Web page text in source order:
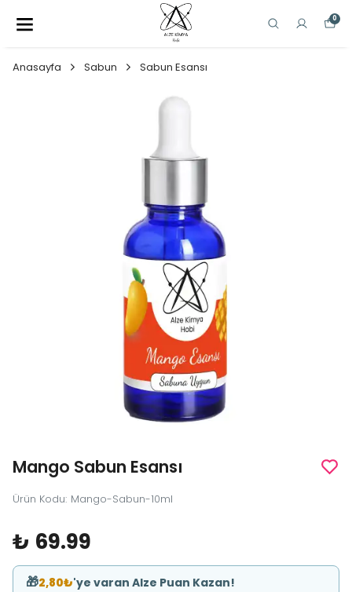
0
Anasayfa Sabun Sabun Esansı
Mango Sabun Esansı
Ürün Kodu: Mango-Sabun-10ml
₺ 69.99
🎁2,80₺'ye varan Alze Puan Kazan!